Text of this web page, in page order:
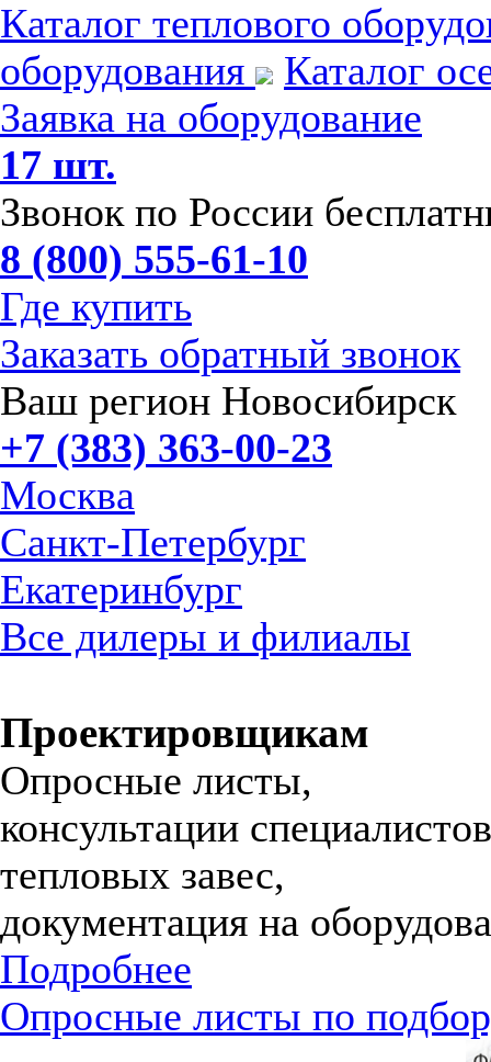
Каталог теплового
оборудования
Каталог
Заявка на оборудование
17 шт.
Звонок по России
8 (800) 555-61-10
Где купить
Заказать обратный звонок
Ваш регион Новосибирск
+7 (383) 363-00-23
Москва
Санкт-Петербург
Екатеринбург
Все дилеры и филиалы
Проектировщикам
Опросные листы,
консультации
тепловых завес,
документация на
Подробнее
Опросные листы по